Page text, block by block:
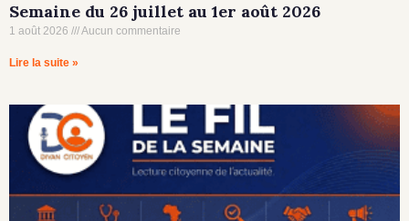
Semaine du 26 juillet au 1er août 2026
1 août 2026 Aucun commentaire
Lire la suite »